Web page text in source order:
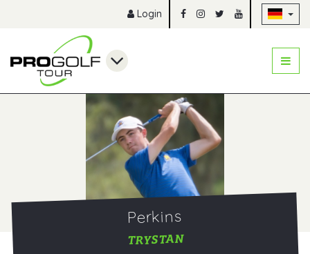
Login
Perkins
TRYSTAN